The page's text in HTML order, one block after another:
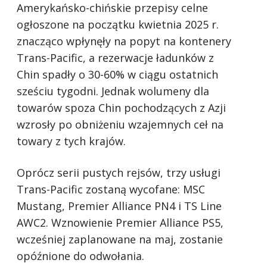
Amerykańsko-chińskie przepisy celne
ogłoszone na początku kwietnia 2025 r.
znacząco wpłynęły na popyt na kontenery
Trans-Pacific, a rezerwacje ładunków z
Chin spadły o 30-60% w ciągu ostatnich
sześciu tygodni. Jednak wolumeny dla
towarów spoza Chin pochodzących z Azji
wzrosły po obniżeniu wzajemnych ceł na
towary z tych krajów.
Oprócz serii pustych rejsów, trzy usługi
Trans-Pacific zostaną wycofane: MSC
Mustang, Premier Alliance PN4 i TS Line
AWC2. Wznowienie Premier Alliance PS5,
wcześniej zaplanowane na maj, zostanie
opóźnione do odwołania.